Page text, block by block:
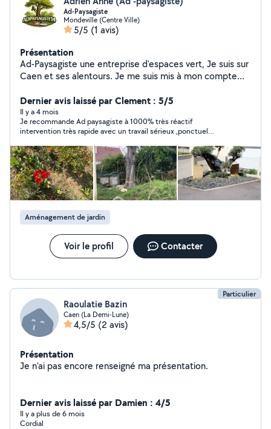
Ad-Paysagiste
Mondeville (Centre Ville)
5/5 (1 avis)
Présentation
Ad-Paysagiste une entreprise d'espaces vert, Je suis sur
Caen et ses alentours. Je me suis mis à mon compte
métier de passion.n'hésite pas à me contacter pour
prendre soin de votre verdure
Dernier avis laissé par Clement : 5/5
Il y a 4 mois
Je recommande Ad paysagiste à 1000% très réactif
intervention très rapide avec un travail sérieux ,ponctuel
Aménagement de jardin
Voir le profil Contacter
Particulier
Raoulatie Bazin
Caen (La Demi-Lune)
4,5/5 (2 avis)
Présentation
Je n'ai pas encore renseigné ma présentation.
Dernier avis laissé par Damien : 4/5
Il y a plus de 6 mois
Cordial